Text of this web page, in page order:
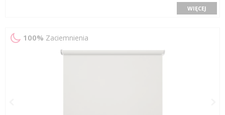
WIĘCEJ
100% Zaciemnienia